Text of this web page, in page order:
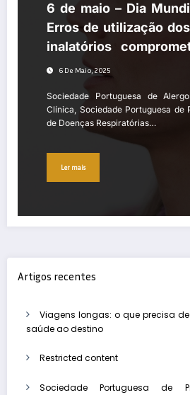
6 de maio – Dia
Erros de utilização
inalatórios
no controlo da asma
6 De Maio, 2025
Sociedade Portuguesa de
Clínica, Sociedade Portuguesa de
de Doenças Respiratórias…
Ler mais
Artigos recentes
Viagens longas: o que precisa
saúde ao destino
Restricted content
Sociedade Portuguesa de